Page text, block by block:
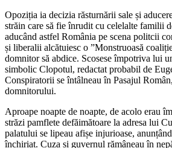
Opoziția ia decizia răsturnării sale și
străin care să fie înrudit cu celelalte familii
aducând astfel România pe scena politcii
și liberalii alcătuiesc o ”Monstruoasă
domnitor să abdice. Scosese împotriva lui
simbolic Clopotul, redactat probabil de
Conspiratorii se întâlneau în Pasajul
domnitorului.
Aproape noapte de noapte, de acolo erau
străzi pamflete defăimătoare la adresa lui
palatului se lipeau afișe injurioase,
închiriat. Cuza și guvernul rămâneau în